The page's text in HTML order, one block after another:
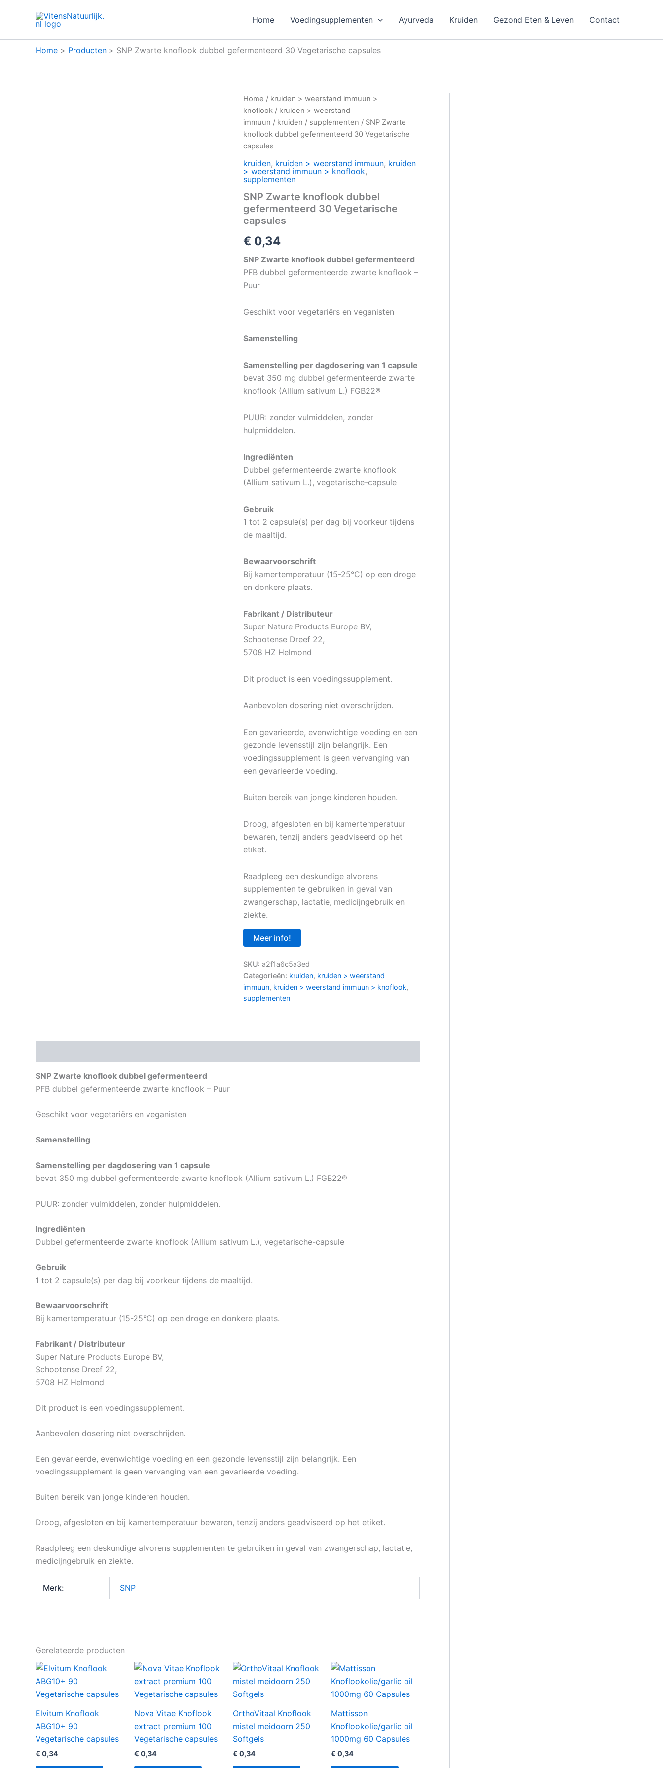
Home Voedingsupplementen Ayurveda Kruiden Gezond Eten & Leven Contact
Home Producten SNP Zwarte knoflook dubbel gefermenteerd 30 Vegetarische capsules
Home / kruiden > weerstand immuun >
knoflook/ kruiden > weerstand
immuun / kruiden / supplementen / SNP Zwarte
knoflook dubbel gefermenteerd 30 Vegetarische
capsules
kruiden, kruiden > weerstand immuun, kruiden
> weerstand immuun > knoflook,
supplementen
SNP Zwarte knoflook dubbel
gefermenteerd 30 Vegetarische
capsules
€ 0,34
SNP Zwarte knoflook dubbel gefermenteerd
PFB dubbel gefermenteerde zwarte knoflook –
Puur
Geschikt voor vegetariërs en veganisten
Samenstelling
Samenstelling per dagdosering van 1 capsule
bevat 350 mg dubbel gefermenteerde zwarte
knoflook (Allium sativum L.) FGB22®
PUUR: zonder vulmiddelen, zonder
hulpmiddelen.
Ingrediënten
Dubbel gefermenteerde zwarte knoflook
(Allium sativum L.), vegetarische-capsule
Gebruik
1 tot 2 capsule(s) per dag bij voorkeur tijdens
de maaltijd.
Bewaarvoorschrift
Bij kamertemperatuur (15-25°C) op een droge
en donkere plaats.
Fabrikant / Distributeur
Super Nature Products Europe BV,
Schootense Dreef 22,
5708 HZ Helmond
Dit product is een voedingssupplement.
Aanbevolen dosering niet overschrijden.
Een gevarieerde, evenwichtige voeding en een
gezonde levensstijl zijn belangrijk. Een
voedingssupplement is geen vervanging van
een gevarieerde voeding.
Buiten bereik van jonge kinderen houden.
Droog, afgesloten en bij kamertemperatuur
bewaren, tenzij anders geadviseerd op het
etiket.
Raadpleeg een deskundige alvorens
supplementen te gebruiken in geval van
zwangerschap, lactatie, medicijngebruik en
ziekte.
Meer info!
SKU: a2f1a6c5a3ed
Categorieën: kruiden, kruiden > weerstand
immuun, kruiden > weerstand immuun > knoflook,
supplementen
SNP Zwarte knoflook dubbel gefermenteerd
PFB dubbel gefermenteerde zwarte knoflook – Puur
Geschikt voor vegetariërs en veganisten
Samenstelling
Samenstelling per dagdosering van 1 capsule
bevat 350 mg dubbel gefermenteerde zwarte knoflook (Allium sativum L.) FGB22®
PUUR: zonder vulmiddelen, zonder hulpmiddelen.
Ingrediënten
Dubbel gefermenteerde zwarte knoflook (Allium sativum L.), vegetarische-capsule
Gebruik
1 tot 2 capsule(s) per dag bij voorkeur tijdens de maaltijd.
Bewaarvoorschrift
Bij kamertemperatuur (15-25°C) op een droge en donkere plaats.
Fabrikant / Distributeur
Super Nature Products Europe BV,
Schootense Dreef 22,
5708 HZ Helmond
Dit product is een voedingssupplement.
Aanbevolen dosering niet overschrijden.
Een gevarieerde, evenwichtige voeding en een gezonde levensstijl zijn belangrijk. Een
voedingssupplement is geen vervanging van een gevarieerde voeding.
Buiten bereik van jonge kinderen houden.
Droog, afgesloten en bij kamertemperatuur bewaren, tenzij anders geadviseerd op het etiket.
Raadpleeg een deskundige alvorens supplementen te gebruiken in geval van zwangerschap, lactatie,
medicijngebruik en ziekte.
Merk: SNP
Gerelateerde producten
Elvitum Knoflook
ABG10+ 90
Vegetarische capsules
€ 0,34
Nova Vitae Knoflook
extract premium 100
Vegetarische capsules
€ 0,34
OrthoVitaal Knoflook
mistel meidoorn 250
Softgels
€ 0,34
Mattisson
Knoflookolie/garlic oil
1000mg 60 Capsules
€ 0,34